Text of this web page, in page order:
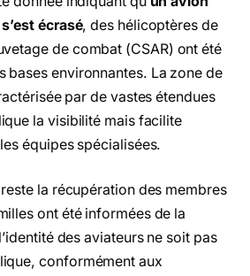
écrasé, des hélicoptères de
de combat (CSAR) ont été
bases environnantes. La zone de
par de vastes étendues
la visibilité mais facilite
équipes spécialisées.
la récupération des membres
ont été informées de la
des aviateurs ne soit pas
conformément aux